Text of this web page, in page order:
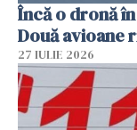
Încă o dronă
Două avioane
27 IULIE 2026